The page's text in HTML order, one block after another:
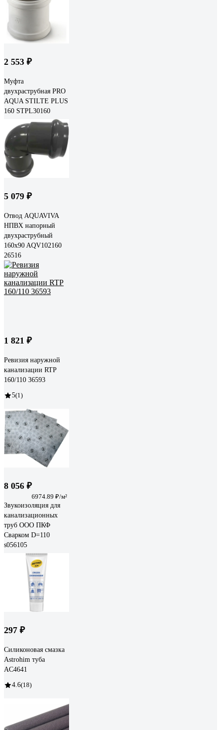
2 553 ₽
Муфта
двухраструбная PRO
AQUA STILTE PLUS
160 STPL30160
5 079 ₽
Отвод AQUAVIVA
НПВХ напорный
двухраструбный
160x90 AQV102160
26516
1 821 ₽
Ревизия наружной
канализации RTP
160/110 36593
5(1)
8 056 ₽
6974.89 ₽/м²
Звукоизоляция для
канализационных
труб ООО ПКФ
Сварком D=110
s056105
297 ₽
Силиконовая смазка
Astrohim туба
AC4641
4.6(18)